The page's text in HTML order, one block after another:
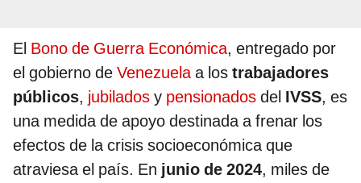
El Bono de Guerra Económica, entregado por
el gobierno de Venezuelaa los trabajadores
públicos, jubilados y pensionados del IVSS, es
una medida de apoyo destinada a frenar los
efectos de la crisis socioeconómica que
atraviesa el país. En junio de 2024, miles de